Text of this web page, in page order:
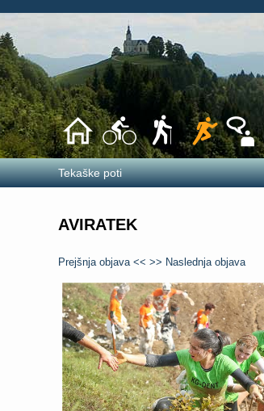
Tekaške poti
AVIRATEK
Prejšnja objava << >> Naslednja objava